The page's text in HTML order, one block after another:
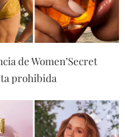
de Women’Secret
prohibida